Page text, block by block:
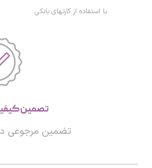
با استفاده از کارتهای بانکی
تصمین
تضمین مرجوعی